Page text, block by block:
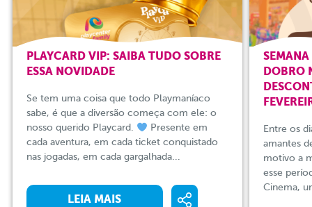
PLAYCARD VIP: SAIBA TUDO SOBRE
ESSA NOVIDADE
Se tem uma coisa que todo Playmaníaco
sabe, é que a diversão começa com ele: o
nosso querido Playcard.
Presente em
cada aventura, em cada ticket conquistado
nas jogadas, em cada gargalhada...
LEIA MAIS
DOBRO
Entre os
amantes
motivo a
esse
Cinema,